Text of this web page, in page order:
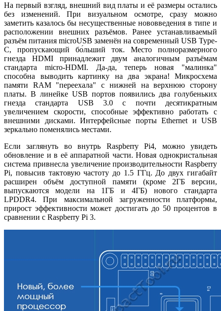
На первый взгляд, внешний вид платы и её размеры остались
без изменений. При визуальном осмотре, сразу можно
заметить казалось бы несущественные нововведения в типе и
расположении внешних разъёмов. Ранее устанавливаемый
разъём питания microUSB заменён на современный USB Type-
C, пропускающий бо́льший ток. Место полноразмерного
гнезда HDMI принадлежит двум аналогичным разъёмам
стандарта micro-HDMI. Да-да, теперь новая "малинка"
способна выводить картинку на два экрана! Микросхема
памяти RAM "переехала" с нижней на верхнюю сторону
платы. В линейке USB портов появились два голубеньких
гнезда стандарта USB 3.0 с почти десятикратным
увеличением скорости, способные эффективно работать с
внешними дисками. Интерфейсные порты Ethernet и USB
зеркально поменялись местами.
Если заглянуть во внутрь Raspberry Pi4, можно увидеть
обновление и в её аппаратной части. Новая однокристальная
система привнесла увеличение производительности Raspberry
Pi, повысив тактовую частоту до 1.5 ГГц. До двух гигабайт
расширен объём доступной памяти (кроме 2ГБ версии,
выпускаются модели на 1ГБ и 4ГБ) нового стандарта
LPDDR4. При максимальной загруженности платформы,
прирост эффективности может достигать до 50 процентов в
сравнении с Raspberry Pi 3.